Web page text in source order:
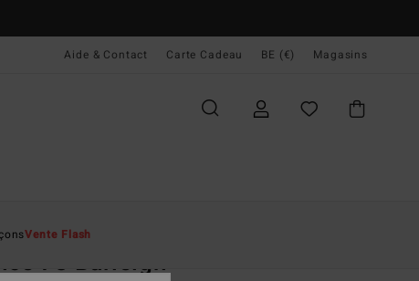
Aide & Contact Carte Cadeau BE (€) Magasins
Vente Flash
73 Burleigh